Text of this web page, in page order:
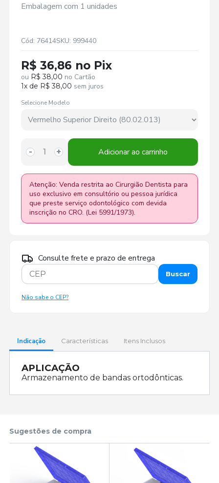
Embalagem com 1 unidades
Cód: 76414SKU: 999440
R$ 36,86 no Pix
ou R$ 38,00 no Cartão
1x de R$ 38,00 sem juros
Selecione Modelo
- + Adicionar ao carrinho
Atenção: Venda restrita ao Cirurgião Dentista para
uso exclusivo em consultório ou pessoa jurídica
que preste serviço odontológico com devida
inscrição no CRO. (Lei 5991/1973).
Consulte frete e prazo de entrega
Buscar
Não sabe o CEP?
Indicação Características Itens Inclusos
APLICAÇÃO
Armazenamento de bandas ortodônticas.
Sugestões de compra